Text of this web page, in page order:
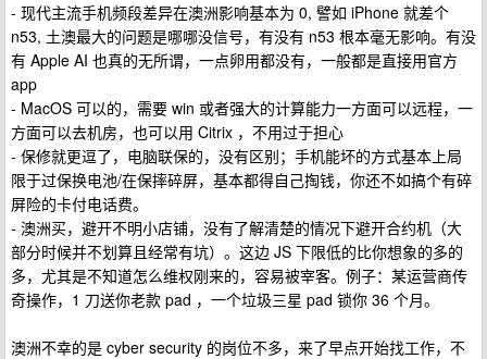
- 现代主流手机频段差异在澳洲影响基本为 0, 譬如 iPhone 就差个
n53, 土澳最大的问题是哪哪没信号，有没有 n53 根本毫无影响。有没
有 Apple AI 也真的无所谓，一点卵用都没有，一般都是直接用官方
app
- MacOS 可以的，需要 win 或者强大的计算能力一方面可以远程，一
方面可以去机房，也可以用 Citrix ，不用过于担心
- 保修就更逗了，电脑联保的，没有区别；手机能坏的方式基本上局
限于过保换电池/在保摔碎屏，基本都得自己掏钱，你还不如搞个有碎
屏险的卡付电话费。
- 澳洲买，避开不明小店铺，没有了解清楚的情况下避开合约机（大
部分时候并不划算且经常有坑）。这边 JS 下限低的比你想象的多的
多，尤其是不知道怎么维权刚来的，容易被宰客。例子：某运营商传
奇操作，1 刀送你老款 pad ，一个垃圾三星 pad 锁你 36 个月。
澳洲不幸的是 cyber security 的岗位不多，来了早点开始找工作，不